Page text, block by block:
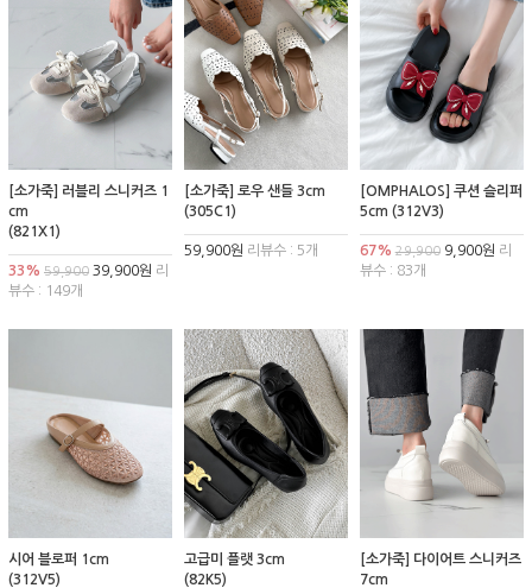
[소가죽] 러블리 스니커즈 1
cm
(821X1)
33% 59,900 39,900원 리
뷰수 : 149개
[소가죽] 로우 샌들 3cm
(305C1)
59,900원 리뷰수 : 5개
[OMPHALOS] 쿠션 슬리퍼
5cm (312V3)
67% 29,9009,900원 리
뷰수 : 83개
시어 블로퍼 1cm
(312V5)
고급미 플랫 3cm
(82K5)
[소가죽] 다이어트 스니커즈
7cm